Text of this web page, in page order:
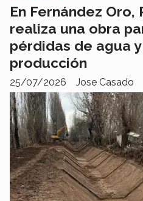
En Fernández Oro,
realiza una obra
pérdidas de agua
producción
Jose Casado
25/07/2026